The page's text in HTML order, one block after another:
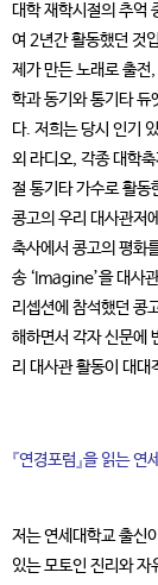
대학 재학시절의 추억
여 2년간 활동했던 것
제가 만든 노래로 출전
학과 동기와 통기타 듀
다. 저희는 당시 인기
외 라디오, 각종 대학
절 통기타 가수로 활
콩고의 우리 대사관저
축사에서 콩고의 평화
송 ‘Imagine’을 대사
리셉션에 참석했던 콩
해하면서 각자 신문에
리 대사관 활동이 대대
『연경포럼』을 읽는
저는 연세대학교 출신
있는 모토인 진리와